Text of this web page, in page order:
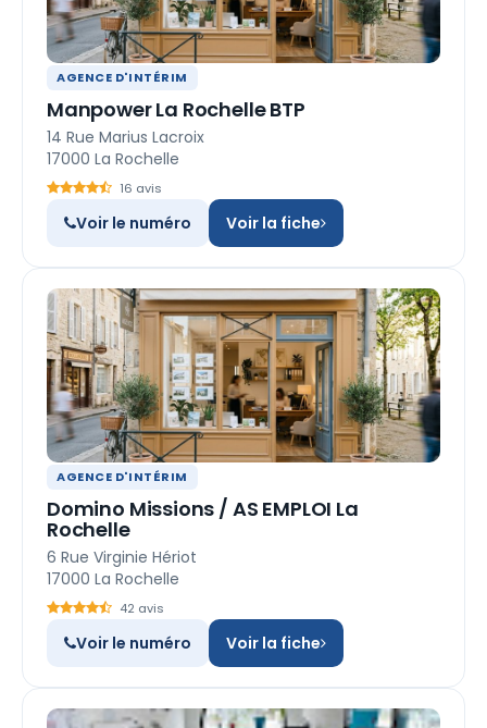
AGENCE D'INTÉRIM
Manpower La Rochelle BTP
14 Rue Marius Lacroix
17000 La Rochelle
16 avis
Voir le numéro Voir la fiche
AGENCE D'INTÉRIM
Domino Missions / AS EMPLOI La
Rochelle
6 Rue Virginie Hériot
17000 La Rochelle
42 avis
Voir le numéro Voir la fiche